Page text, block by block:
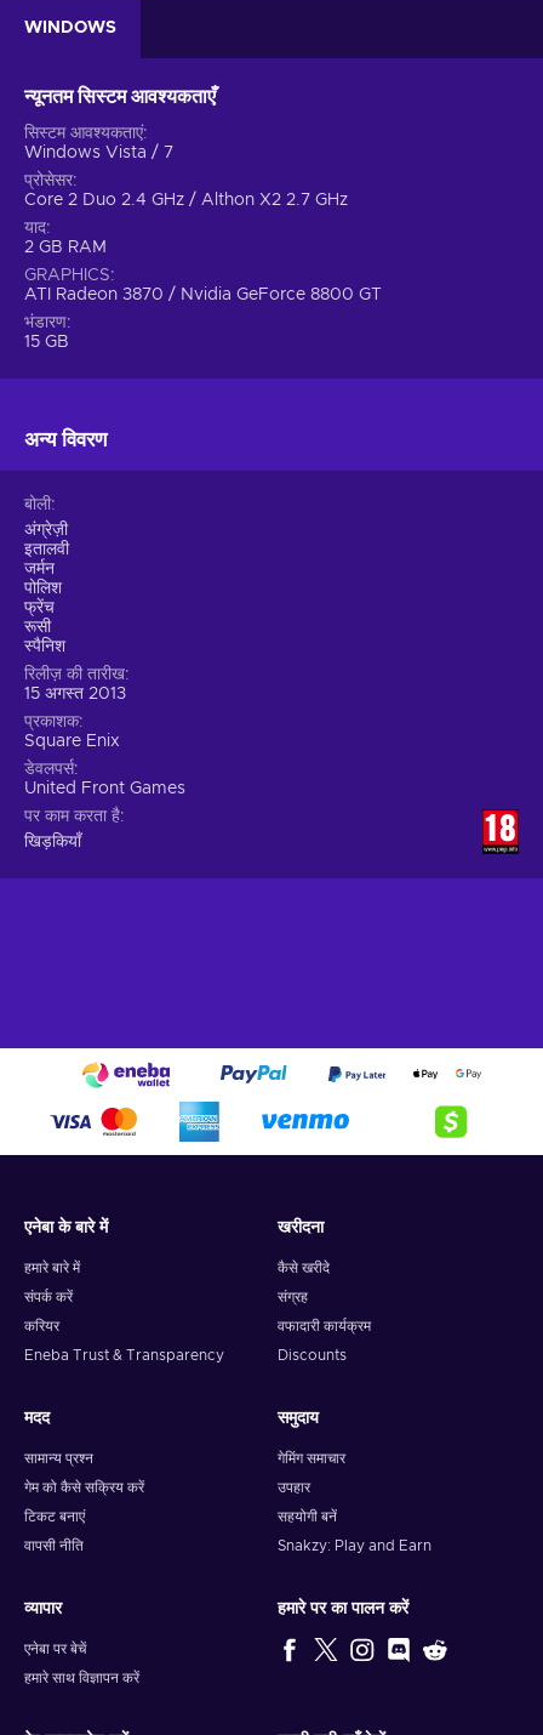
WINDOWS
न्यूनतम सिस्टम आवश्यकताएँ
सिस्टम आवश्यकताएं
Windows Vista / 7
प्रोसेसर
Core 2 Duo 2.4 GHz / Althon X2 2.7 GHz
याद
2 GB RAM
GRAPHICS
ATI Radeon 3870 / Nvidia GeForce 8800 GT
भंडारण
15 GB
अन्य विवरण
बोली
अंग्रेज़ी
इतालवी
जर्मन
पोलिश
फ्रेंच
रूसी
स्पैनिश
रिलीज़ की तारीख
15 अगस्त 2013
प्रकाशक
Square Enix
डेवलपर्स
United Front Games
पर काम करता है
खिड़कियाँ
एनेबा के बारे में
हमारे बारे में
संपर्क करें
करियर
Eneba Trust & Transparency
खरीदना
कैसे खरीदे
संग्रह
वफादारी कार्यक्रम
Discounts
मदद
सामान्य प्रश्न
गेम को कैसे सक्रिय करें
टिकट बनाएं
वापसी नीति
समुदाय
गेमिंग समाचार
उपहार
सहयोगी बनें
Snakzy: Play and Earn
व्यापार
एनेबा पर बेचें
हमारे साथ विज्ञापन करें
हमारे पर का पालन करें